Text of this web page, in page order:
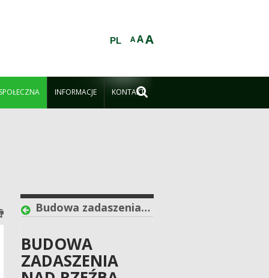
AAA
PL
INFORMACJE KONTAKT

Budowa zadaszenia nad rzeźbą „Panna z rybą” i „Niedźwiedź” (dz. ew. 11 obr. Ślęża, jednostka ewidencyjna Sobótka-Miasto)
BUDOWA
ZADASZENIA